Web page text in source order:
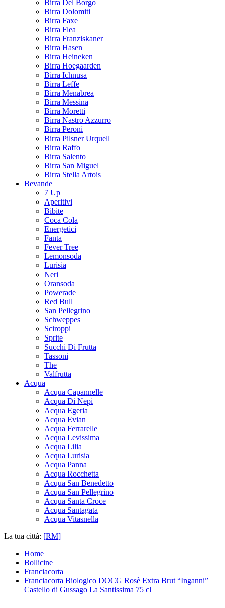
Birra Del Borgo
Birra Dolomiti
Birra Faxe
Birra Flea
Birra Franziskaner
Birra Hasen
Birra Heineken
Birra Hoegaarden
Birra Ichnusa
Birra Leffe
Birra Menabrea
Birra Messina
Birra Moretti
Birra Nastro Azzurro
Birra Peroni
Birra Pilsner Urquell
Birra Raffo
Birra Salento
Birra San Miguel
Birra Stella Artois
Bevande
7 Up
Aperitivi
Bibite
Coca Cola
Energetici
Fanta
Fever Tree
Lemonsoda
Lurisia
Neri
Oransoda
Powerade
Red Bull
San Pellegrino
Schweppes
Sciroppi
Sprite
Succhi Di Frutta
Tassoni
The
Valfrutta
Acqua
Acqua Capannelle
Acqua Di Nepi
Acqua Egeria
Acqua Evian
Acqua Ferrarelle
Acqua Levissima
Acqua Lilia
Acqua Lurisia
Acqua Panna
Acqua Rocchetta
Acqua San Benedetto
Acqua San Pellegrino
Acqua Santa Croce
Acqua Santagata
Acqua Vitasnella
La tua città: [RM]
Home
Bollicine
Franciacorta
Franciacorta Biologico DOCG Rosè Extra Brut “Inganni”
Castello di Gussago La Santissima 75 cl